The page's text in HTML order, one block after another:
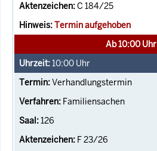
C 184/25
Termin aufgehoben
Ab 10:00 Uhr
10:00 Uhr
Verhandlungstermin
Familiensachen
126
F 23/26